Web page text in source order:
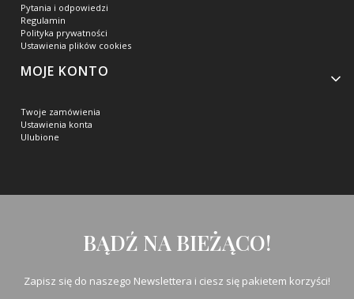
Pytania i odpowiedzi
Regulamin
Polityka prywatności
Ustawienia plików cookies
MOJE KONTO
Twoje zamówienia
Ustawienia konta
Ulubione
BĄDŹ NA BIEŻĄCO!
Zapisz się do naszego Newslettera i ciesz się pakietem korzyści!